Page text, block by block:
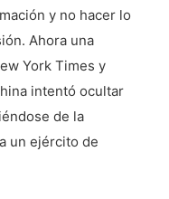
y no hacer lo
Ahora una
York Times y
intentó ocultar
de la
un ejército de